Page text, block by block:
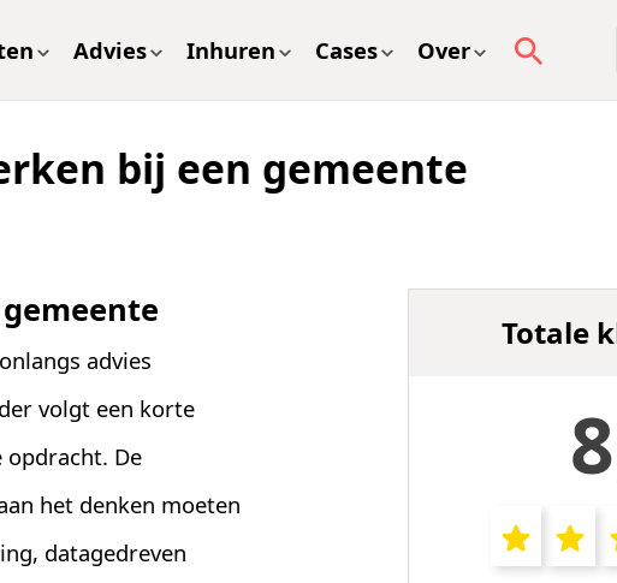
Advies Inhuren Cases Over
bij een gemeente
advies
volgt een korte
opdracht. De
het denken moeten
datagedreven
Totale